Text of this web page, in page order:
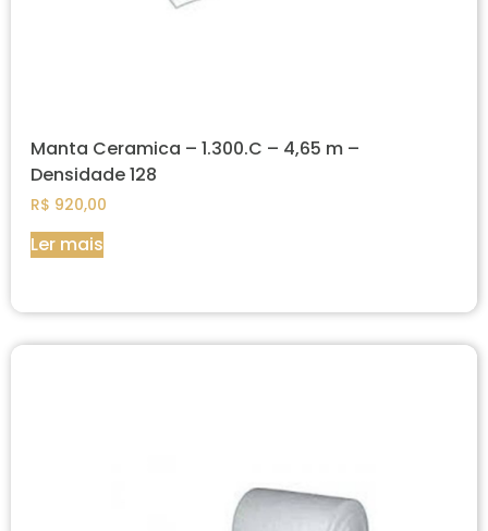
Manta Ceramica – 1.300.C – 4,65 m –
Densidade 128
R$ 920,00
Ler mais